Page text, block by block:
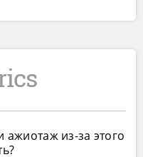
ажиотаж из-за этого